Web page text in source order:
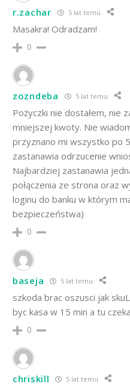
r.zachar 5 lat temu
Masakra! Odradzam!
0
zozndeba 5 lat temu
Pożyczki nie dostałem, nie
mniejszej kwoty. Nie
przyznano mi wszystko po
zastanawia odrzucenie
Najbardziej zastanawia
połączenia ze strona oraz
loginu do banku w którym
bezpieczeństwa)
0
baseja 5 lat temu
szkoda brac oszusci jak
byc kasa w 15 min a tu
0
chriskill 5 lat temu